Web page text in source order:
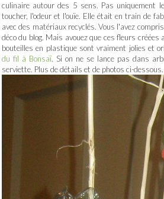
culinaire autour des 5 sens. Pas uniquement
toucher, l'odeur et l'ouïe. Elle était en train de
avec des matériaux recyclés. Vous l'avez
déco du blog. Mais avouez que ces fleurs créées
bouteilles en plastique sont vraiment jolies et
du fil à Bonsaï. Si on ne se lance pas dans
serviette. Plus de détails et de photos ci-dessous.